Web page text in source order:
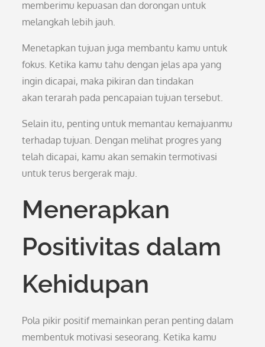
memberimu kepuasan dan dorongan untuk
melangkah lebih jauh.
Menetapkan tujuan juga membantu kamu untuk
fokus. Ketika kamu tahu dengan jelas apa yang
ingin dicapai, maka pikiran dan tindakan
akan terarah pada pencapaian tujuan tersebut.
Selain itu, penting untuk memantau kemajuanmu
terhadap tujuan. Dengan melihat progres yang
telah dicapai, kamu akan semakin termotivasi
untuk terus bergerak maju.
Menerapkan
Positivitas dalam
Kehidupan
Pola pikir positif memainkan peran penting dalam
membentuk motivasi seseorang. Ketika kamu